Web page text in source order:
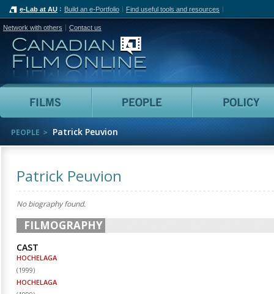
e-Lab at AU Build an e-Portfolio Find useful tools and resources
Network with others Contact us
Canadian Film Online
Films People
PEOPLE Patrick Peuvion
Patrick Peuvion
No biography found.
FILMOGRAPHY
CAST
HOCHELAGA
(1999)
HOCHELAGA